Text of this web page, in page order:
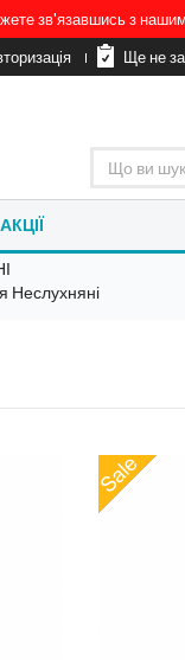
зв'язавшись з
Ще не
АКЦІЇ
Неслухняні